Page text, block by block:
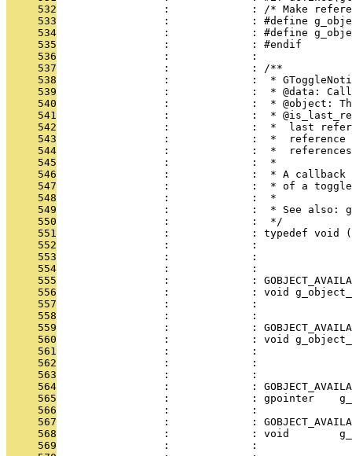
     532
:             : /* Make
     533
:             : #define
     534
:             : #define
     535
                 :             : #endif
     536
                 :             :
     537
                 :             : /**
     538
:             :  *
     539
:             :  * @data:
     540
:             :  * @object:
     541
:             :  *
     542
:             :  *  last
     543
:             :  *
     544
:             :  *
     545
                 :             :  *
     546
:             :  * A
     547
:             :  * of a
     548
                 :             :  *
     549
:             :  * See also:
     550
                 :             :  */
     551
:             : typedef void
     552
:             :
     553
:             :
     554
                 :             :
     555
:             :
     556
:             : void
     557
:             :
     558
:             :
     559
:             :
     560
:             : void
     561
:             :
     562
:             :
     563
                 :             :
     564
:             :
     565
:             : gpointer
     566
:             :
     567
:             :
     568
:             : void
     569
:             :